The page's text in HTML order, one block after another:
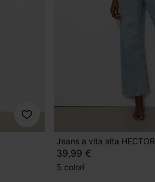
Jeans a vita alta HECTOR
39,99 €
5 colori